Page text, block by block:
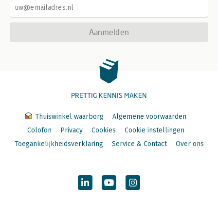
Aanmelden
PRETTIG KENNIS MAKEN
Thuiswinkel waarborg
Algemene voorwaarden
Colofon
Privacy Cookies
Cookie instellingen
Toegankelijkheidsverklaring
Service & Contact Over ons